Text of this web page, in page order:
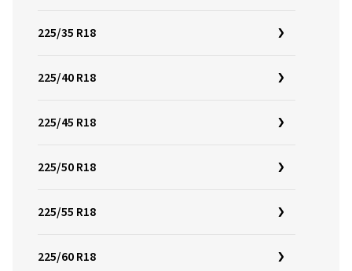
225/35 R18
225/40 R18
225/45 R18
225/50 R18
225/55 R18
225/60 R18